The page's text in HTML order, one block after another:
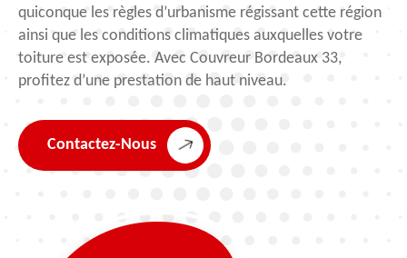
quiconque les règles d’urbanisme régissant cette région
ainsi que les conditions climatiques auxquelles votre
toiture est exposée. Avec Couvreur Bordeaux 33,
profitez d’une prestation de haut niveau.
Contactez-Nous